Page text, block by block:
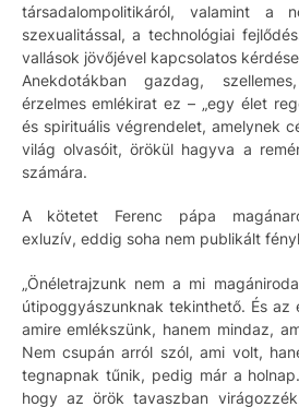
társadalompolitikáról, valamint a
szexualitással, a technológiai
vallások jövőjével kapcsolatos
Anekdotákban gazdag,
érzelmes emlékirat ez – „egy élet
és spirituális végrendelet, amelynek
világ olvasóit, örökül hagyva a
számára.
A kötetet Ferenc pápa
exluzív, eddig soha nem publikált
„Önéletrajzunk nem a mi
útipoggyászunknak tekinthető. És az
amire emlékszünk, hanem mindaz,
Nem csupán arról szól, ami volt,
tegnapnak tűnik, pedig már a
hogy az örök tavaszban